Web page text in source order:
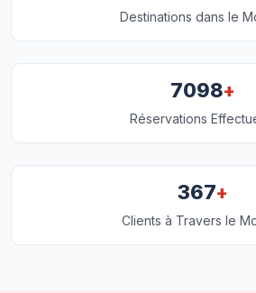
Destinations dans le
7098+
Réservations
367+
Clients à Travers le